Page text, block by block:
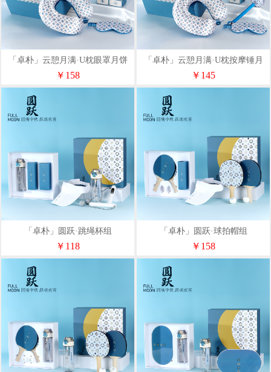
「卓朴」云憩月满·U枕眼罩月饼
组
￥158
「卓朴」云憩月满·U枕按摩锤月
饼组
￥145
「卓朴」圆跃·跳绳杯组
￥118
「卓朴」圆跃·球拍帽组
￥158